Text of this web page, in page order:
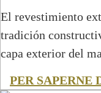
El revestimiento
tradición
capa exterior del
PER SAPERNE